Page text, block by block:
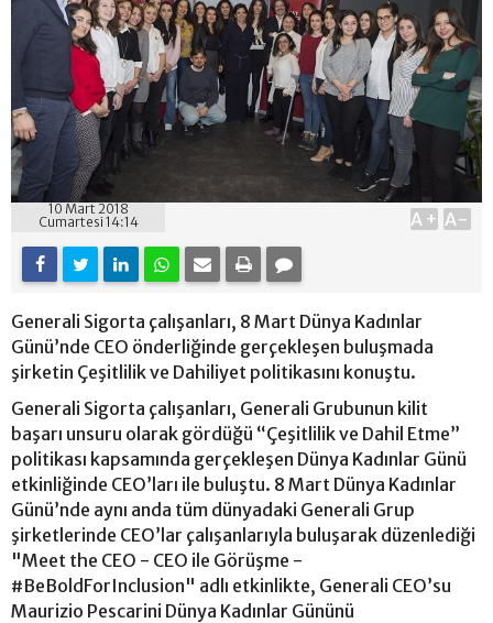
10 Mart 2018
Cumartesi 14:14
A+ A-
Generali Sigorta çalışanları, 8 Mart Dünya Kadınlar
Günü’nde CEO önderliğinde gerçekleşen buluşmada
şirketin Çeşitlilik ve Dahiliyet politikasını konuştu.
Generali Sigorta çalışanları, Generali Grubunun kilit
başarı unsuru olarak gördüğü “Çeşitlilik ve Dahil Etme”
politikası kapsamında gerçekleşen Dünya Kadınlar Günü
etkinliğinde CEO’ları ile buluştu. 8 Mart Dünya Kadınlar
Günü’nde aynı anda tüm dünyadaki Generali Grup
şirketlerinde CEO’lar çalışanlarıyla buluşarak düzenlediği
"Meet the CEO - CEO ile Görüşme -
#BeBoldForInclusion" adlı etkinlikte, Generali CEO’su
Maurizio Pescarini Dünya Kadınlar Gününü